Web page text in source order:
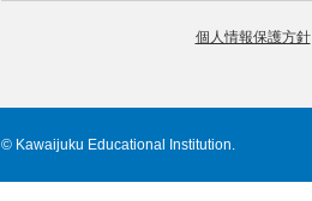
個人情報保護方針
© Kawaijuku Educational Institution.